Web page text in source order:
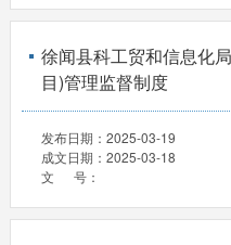
徐闻县科工贸和信息化
目)管理监督制度
发布日期： 2025-03-19
成文日期： 2025-03-18
文 号：